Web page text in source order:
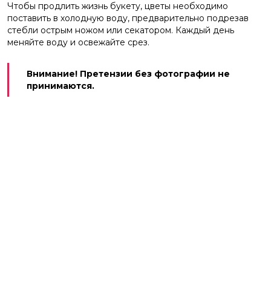
Чтобы продлить жизнь букету, цветы необходимо
поставить в холодную воду, предварительно подрезав
стебли острым ножом или секатором. Каждый день
меняйте воду и освежайте срез.
Внимание! Претензии без фотографии не
принимаются.